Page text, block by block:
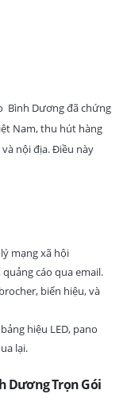
Bình Dương đã chứng
Nam, thu hút hàng
nội địa. Điều này
mạng xã hội
quảng cáo qua email.
biển hiệu, và
hiệu LED, pano
lại.
Dương Trọn Gói